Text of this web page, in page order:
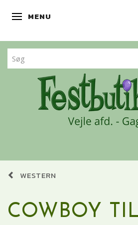
SKIFTE NAVIGATION
MENU
WESTERN
COWBOY